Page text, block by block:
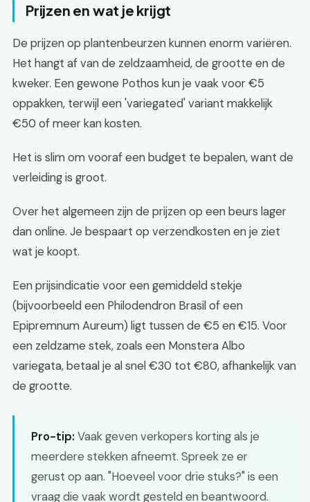
Prijzen en wat je krijgt
De prijzen op plantenbeurzen kunnen enorm variëren.
Het hangt af van de zeldzaamheid, de grootte en de
kweker. Een gewone Pothos kun je vaak voor €5
oppakken, terwijl een 'variegated' variant makkelijk
€50 of meer kan kosten.
Het is slim om vooraf een budget te bepalen, want de
verleiding is groot.
Over het algemeen zijn de prijzen op een beurs lager
dan online. Je bespaart op verzendkosten en je ziet
wat je koopt.
Een prijsindicatie voor een gemiddeld stekje
(bijvoorbeeld een Philodendron Brasil of een
Epipremnum Aureum) ligt tussen de €5 en €15. Voor
een zeldzame stek, zoals een Monstera Albo
variegata, betaal je al snel €30 tot €80, afhankelijk van
de grootte.
Pro-tip: Vaak geven verkopers korting als je
meerdere stekken afneemt. Spreek ze er
gerust op aan. "Hoeveel voor drie stuks?" is een
vraag die vaak wordt gesteld en beantwoord.